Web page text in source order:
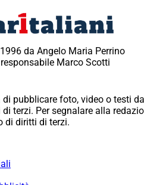
da Angelo Maria Perrino
Marco Scotti
pubblicare foto, video o testi
terzi. Per segnalare alla
di diritti di terzi.